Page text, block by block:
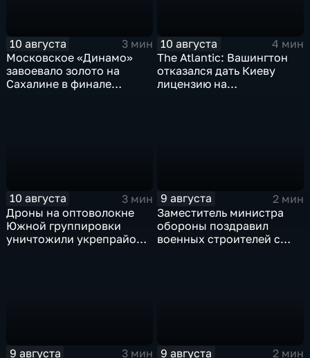
10 августа
3 мин
Московское «Динамо»
завоевало золото на
Сахалине в финале
10 августа
4 мин
The Atlantic: Вашингтон
отказался дать Киеву
лицензию на
10 августа
3 мин
Дроны на оптоволокне
Южной группировки
уничтожили укрепрайон
9 августа
2 мин
Заместитель министра
обороны поздравил
военных строителей с
9 августа 3 мин 9 августа 2 мин